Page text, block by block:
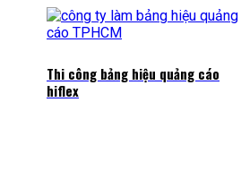
Thi công bảng hiệu quảng cáo
hiflex